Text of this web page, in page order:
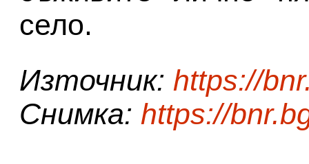
село.
Източник: https://
Снимка: https://